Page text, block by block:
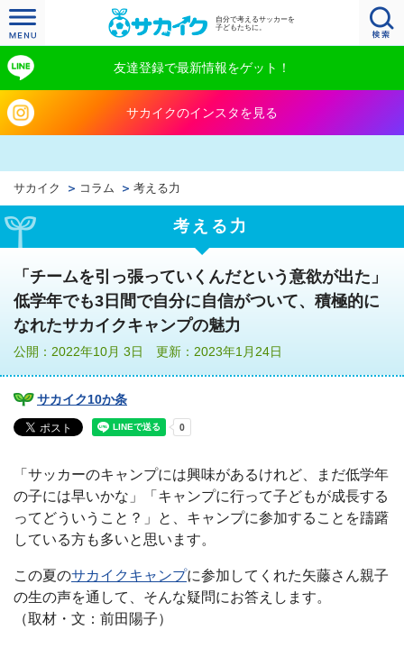
自分で考えるサッカーを
子どもたちに。
友達登録で最新情報をゲット！
サカイクのインスタを見る
サカイク コラム 考える力
考える力
「チームを引っ張っていくんだという意欲が出た」
低学年でも3日間で自分に自信がついて、積極的に
なれたサカイクキャンプの魅力
公開：2022年10月 3日 更新：2023年1月24日
サカイク10か条
「サッカーのキャンプには興味があるけれど、まだ低学年
の子には早いかな」「キャンプに行って子どもが成長する
ってどういうこと？」と、キャンプに参加することを躊躇
している方も多いと思います。
この夏のサカイクキャンプに参加してくれた矢藤さん親子
の生の声を通して、そんな疑問にお答えします。
（取材・文：前田陽子）